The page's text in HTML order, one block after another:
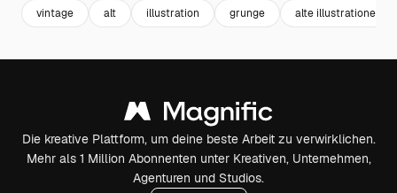
vintage alt illustration grunge alte illustrationen
Die kreative Plattform, um deine beste Arbeit zu verwirklichen.
Mehr als 1 Million Abonnenten unter Kreativen, Unternehmen,
Agenturen und Studios.